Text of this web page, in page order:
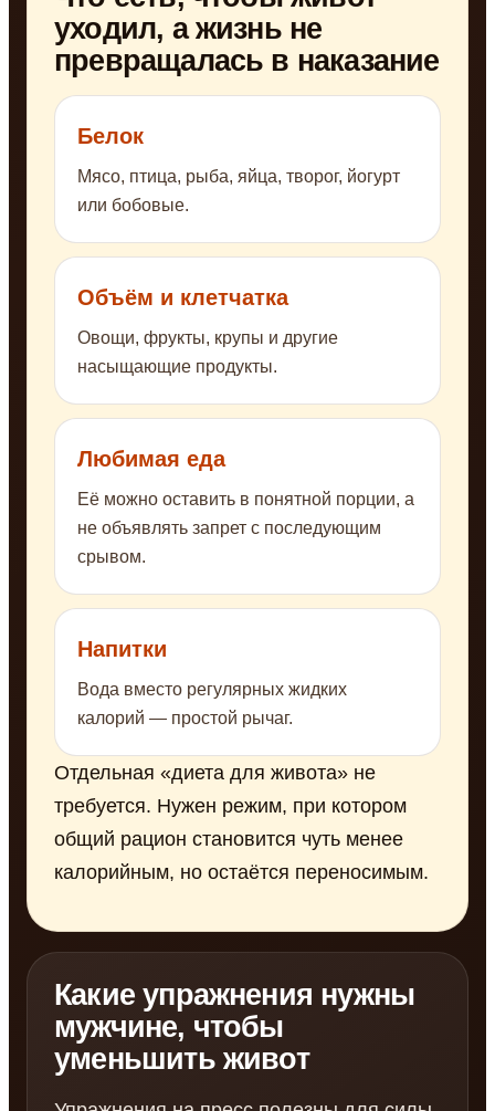
уходил, а жизнь не
превращалась в наказание
Белок
Мясо, птица, рыба, яйца, творог, йогурт
или бобовые.
Объём и клетчатка
Овощи, фрукты, крупы и другие
насыщающие продукты.
Любимая еда
Её можно оставить в понятной порции, а
не объявлять запрет с последующим
срывом.
Напитки
Вода вместо регулярных жидких
калорий — простой рычаг.
Отдельная «диета для живота» не
требуется. Нужен режим, при котором
общий рацион становится чуть менее
калорийным, но остаётся переносимым.
Какие упражнения нужны
мужчине, чтобы
уменьшить живот